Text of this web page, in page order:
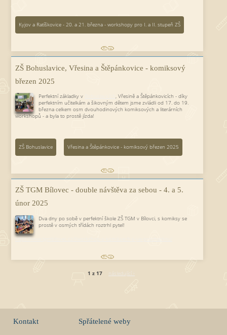
Kyjov a Ratíškovice - 20. a 21. března - workshopy pro I. a II. stupeň ZŠ
ZŠ Bohuslavice, Vřesina a Štěpánkovice - komiksový
březen 2025
Perfektní základky v
, Vřesině a Štěpánkovicích - díky
perfektním učitelkám a šikovným dětem jsme zvládli od 17. do 19.
března celkem osm dvouhodinových komiksových a literárních
workshopů - a byla to prostě jízda!
ZŠ Bohuslavice Vřesina a Štěpánkovice - komiksový březen 2025
ZŠ TGM Bílovec - double návštěva za sebou - 4. a 5.
únor 2025
Dva dny po sobě v perfektní škole ZŠ TGM v Bílovci, s komiksy se
prostě v osmých třídách roztrhl pytel!
https://www.tgmbilovec.cz/l/workshop-o-komiksech-s-j-w-prochazkou/
1 z 17 následující ›
Kontakt Spřátelené weby